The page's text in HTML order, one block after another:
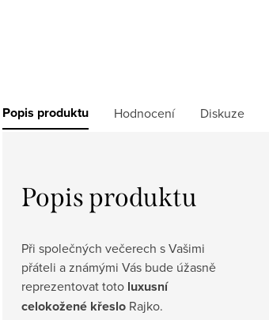
Popis produktu Hodnocení Diskuze
Popis produktu
Při společných večerech s Vašimi
přáteli a známými Vás bude úžasně
reprezentovat toto luxusní
celokožené křeslo Rajko.